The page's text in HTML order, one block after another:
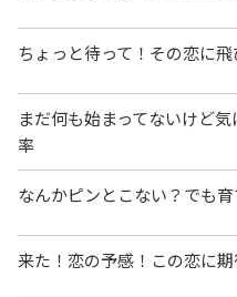
ちょっと待って！その恋に
まだ何も始まってないけど
率
なんかピンとこない？でも
来た！恋の予感！この恋に期